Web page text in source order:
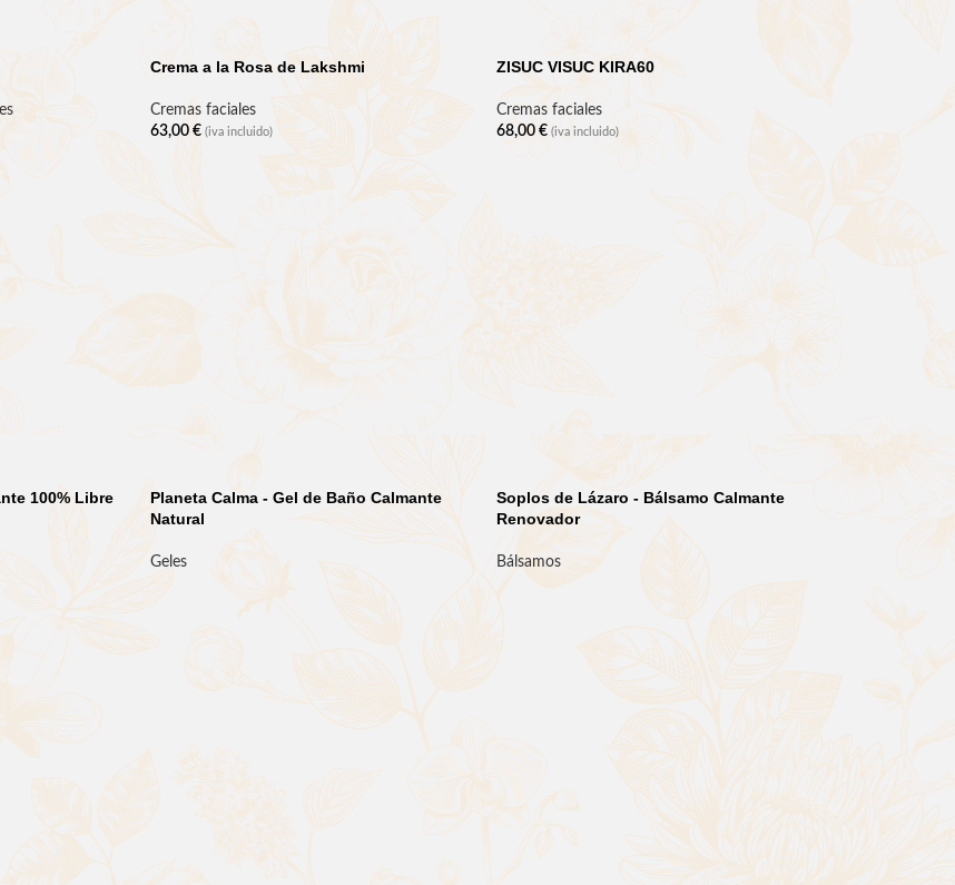
Crema a la Rosa de Lakshmi
Cremas faciales
63,00 € (iva incluido)
ZISUC VISUC KIRA60
Cremas faciales
68,00 € (iva incluido)
100% Libre
Planeta Calma - Gel de Baño Calmante
Natural
Geles
Soplos de Lázaro - Bálsamo Calmante
Renovador
Bálsamos